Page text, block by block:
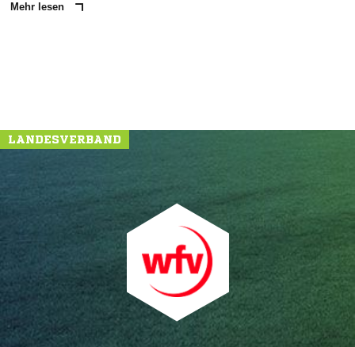
Mehr lesen
LANDESVERBAND